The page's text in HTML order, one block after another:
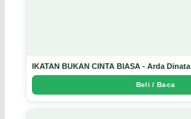
IKATAN BUKAN CINTA BIASA - Arda Dinata
Beli / Baca